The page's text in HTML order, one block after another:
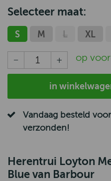
Selecteer maat:
S M L XL
op
in
Vandaag besteld
verzonden!
Herentrui Loyton
Blue van Barbour